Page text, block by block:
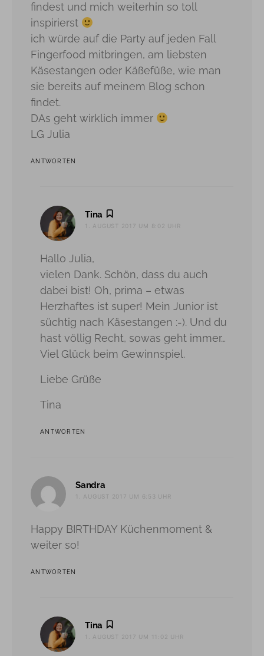
findest und mich weiterhin so toll
inspirierst
ich würde auf die Party auf jeden Fall
Fingerfood mitbringen, am liebsten
Käsestangen oder Käßefüße, wie man
sie bereits auf meinem Blog schon
findet.
DAs geht wirklich immer
LG Julia
ANTWORTEN
Tina
1. AUGUST 2017 UM 8:02 UHR
Hallo Julia,
vielen Dank. Schön, dass du auch
dabei bist! Oh, prima – etwas
Herzhaftes ist super! Mein Junior ist
süchtig nach Käsestangen :-). Und du
hast völlig Recht, sowas geht immer…
Viel Glück beim Gewinnspiel.
Liebe Grüße
Tina
ANTWORTEN
Sandra
1. AUGUST 2017 UM 6:53 UHR
Happy BIRTHDAY Küchenmoment &
weiter so!
ANTWORTEN
Tina
1. AUGUST 2017 UM 11:02 UHR